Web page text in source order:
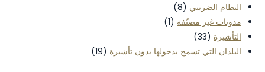
النظام الضريبي (8)
مدونات غير مصنّفة (1)
التأشيرة (33)
البلدان التي تسمح بدخولها بدون تأشيرة (19)